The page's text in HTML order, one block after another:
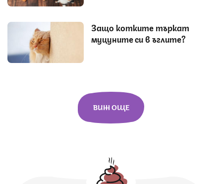
Защо котките търкат
муцуните си в ъглите?
ВИЖ ОЩЕ